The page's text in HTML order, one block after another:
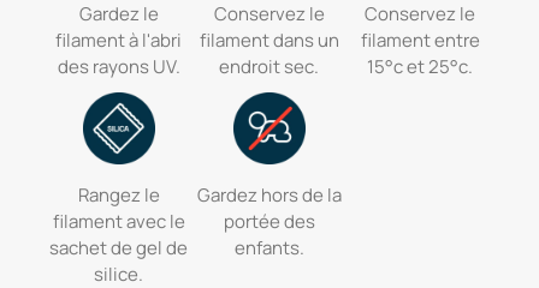
Gardez le
filament à l'abri
des rayons UV.
Conservez le
filament dans un
endroit sec.
Conservez le
filament entre
15°c et 25°c.
Rangez le
filament avec le
sachet de gel de
silice.
Gardez hors de la
portée des
enfants.